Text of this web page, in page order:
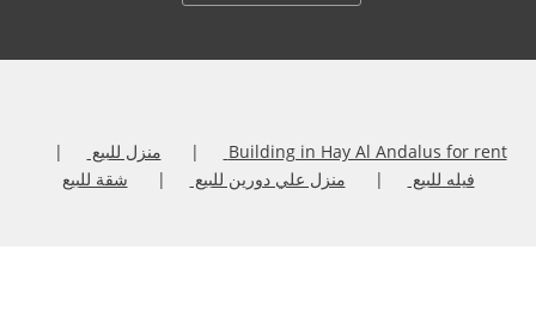
Building in Hay Al Andalus for rent
منزل للبيع
فيله للبيع
منزل علي دورين للبيع شقة للبيع